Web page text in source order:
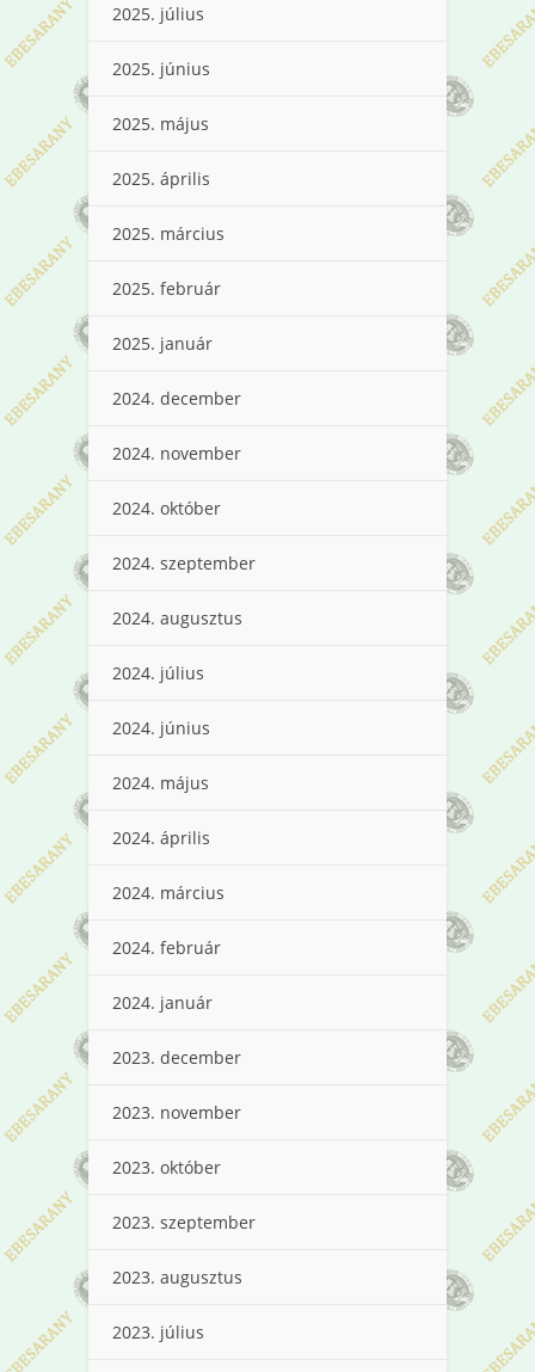
2025. július
2025. június
2025. május
2025. április
2025. március
2025. február
2025. január
2024. december
2024. november
2024. október
2024. szeptember
2024. augusztus
2024. július
2024. június
2024. május
2024. április
2024. március
2024. február
2024. január
2023. december
2023. november
2023. október
2023. szeptember
2023. augusztus
2023. július